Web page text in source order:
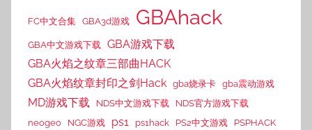
FC中文合集 GBA3d游戏 GBAhack
GBA中文游戏下载
GBA游戏下载
GBA火焰之纹章三部曲HACK
GBA火焰纹章封印之剑Hack gba烧录卡 gba震动游戏
MD游戏下载 NDS中文游戏下载
NDS官方游戏下载
neogeo
NGC游戏 ps1 ps1hack PS2中文游戏 PSPHACK